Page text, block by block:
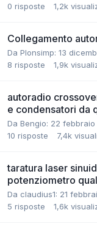
0 risposte 1,2k
Collegamento
Da Plonsimp: 13
8 risposte 1,9k
autoradio
e condensatori da
Da Bengio: 22 febbraio
10 risposte 7,4k
taratura laser
potenziometro
Da claudius1: 21
5 risposte 1,6k